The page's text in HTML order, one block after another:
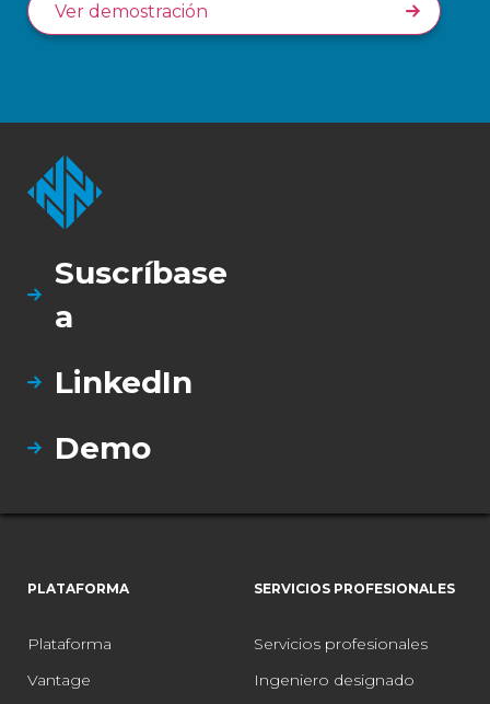
Ver demostración
Suscríbase
a
LinkedIn
Demo
PLATAFORMA
Plataforma
Vantage
SERVICIOS PROFESIONALES
Servicios profesionales
Ingeniero designado